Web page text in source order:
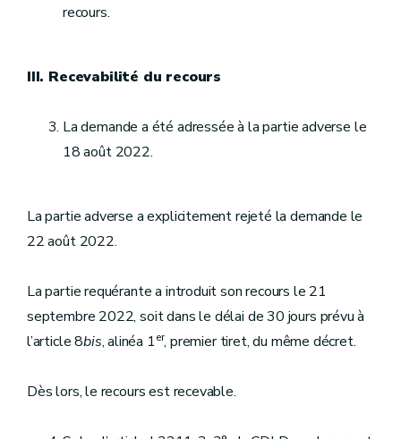
recours.
III. Recevabilité du recours
La demande a été adressée à la partie adverse le
18 août 2022.
La partie adverse a explicitement rejeté la demande le
22 août 2022.
La partie requérante a introduit son recours le 21
septembre 2022, soit dans le délai de 30 jours prévu à
l’article 8bis, alinéa 1er, premier tiret, du même décret.
Dès lors, le recours est recevable.